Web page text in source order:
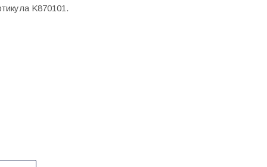
K870101.